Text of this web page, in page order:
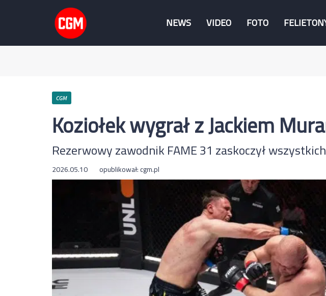
NEWS VIDEO FOTO
CGM
Koziołek wygrał z Jackiem
Rezerwowy zawodnik FAME 31 zaskoczył wszystkich
2026.05.10 opublikował:cgm.pl